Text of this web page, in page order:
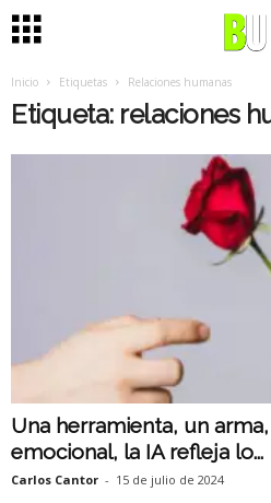
Inicio Etiquetas Relaciones humanas
Etiqueta: relaciones
Una herramienta, un
emocional, la IA refleja lo...
Carlos Cantor - 15 de julio de 2024